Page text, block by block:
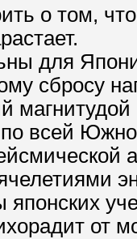
о том,
для
сбросу
всей
японских
от